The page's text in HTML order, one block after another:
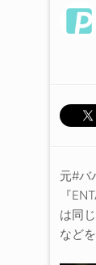
元#バ
『
は同
など